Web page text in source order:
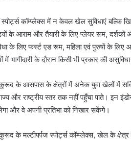
स्पोर्ट्स कॉम्प्लेक्स में न केवल खेल सुविधाएं बल्कि
के आराम और तैयारी के लिए प्लेयर रूम, दर्शकों
के लिए फर्स्ट एड रूम, महिला एवं पुरुषों के लिए
में भागीदारी के दौरान किसी भी प्रकार की
के आसपास के क्षेत्रों में अनेक युवा खेलों में
और राष्ट्रीय स्तर तक नहीं पहुँचा पाते। इन
और वे अपनी प्रतिभा को निखार सकेंगे।
के मल्टीपर्पज स्पोर्ट्स कॉम्प्लेक्स, खेल के